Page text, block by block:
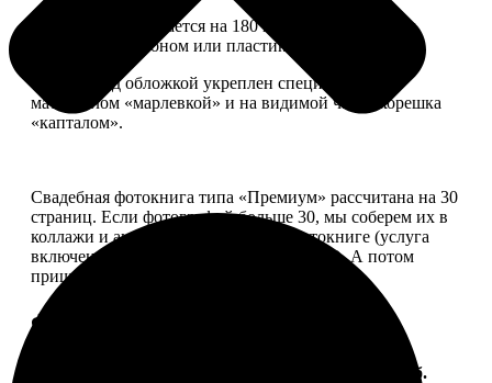
— Книга раскрывается на 180 градусов, развороты
укреплены картоном или пластиком.
— Блок под обложкой укреплен специальным
материалом «марлевкой» и на видимой части корешка
«капталом».
Свадебная фотокнига типа «Премиум» рассчитана на 30
страниц. Если фотографий больше 30, мы соберем их в
коллажи и аккуратно разместим в фотокниге (услуга
включена, стоимость останется прежней). А потом
пришлем вам на согласование развороты.
Форматы и цены
Цена, руб.